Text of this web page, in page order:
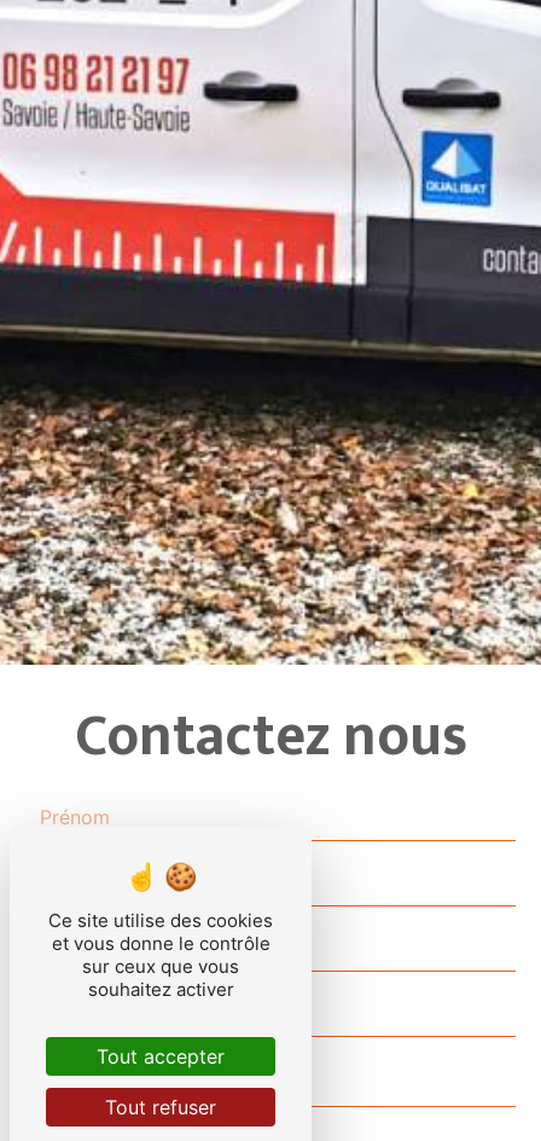
Contactez nous
Ce site utilise des cookies
et vous donne le contrôle
sur ceux que vous
souhaitez activer
Tout accepter
Tout refuser